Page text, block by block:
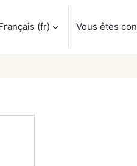
la saisie de recherche
‎(fr)‎ Vous êtes